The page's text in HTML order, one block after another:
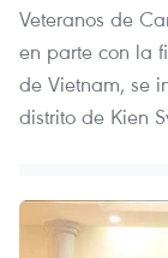
Veteranos de
en parte con la
de Vietnam, se
distrito de Kien